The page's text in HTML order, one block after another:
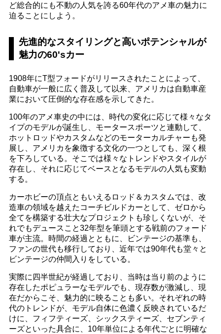
ど総合的にも不動の人気を誇る60年代のアメ車の魅力に
迫ることにしよう。
先進的なスタイリングと高いポテンシャルが
魅力の60'sカー
1908年にT型フォードがリリースされたことによって、
自動車が一般に広く普及して以来、アメリカは自動車産
業において圧倒的な存在感を示してきた。
100年のアメ車史の中には、時代の変化に応じて様々なタ
イプのモデルが誕生し、モータースポーツと連動して、
ホットロッドやカスタムなどのモーターカルチャーも発
展し、アメリカを象徴する文化の一つとしても、深く根
を下ろしている。そこでは様々なトレンドやスタイルが
存在し、それに応じてベースとなるモデルの人気も変動
する。
カーホビーの頂点ともいえるロッド＆カスタムでは、改
造車の領域を越えたコーチビルドカーとして、ゼロから
全てを構築する壮大なプロジェクトも珍しくないが、そ
れでもデュースこと32年型を筆頭とする戦前のフォード
車が主流。時間の経過とともに、ビンテージの基準も、
ファンの世代も移行しており、近年では90年代も堂々と
ビンテージの仲間入りをしている。
実際に四半世紀が経過しており、当時は当り前のように
存在したポピュラーなモデルでも、現存数が激減し、現
在だからこそ、魅力的に映ることも多い。それぞれの時
代のトレンドが、モデル自体に色濃く反映されているだ
けに、フィフティーズ、シックスティーズ、セブンティ
ーズといった具合に、10年単位による年代ごとに明確な